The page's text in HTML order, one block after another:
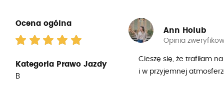
Ocena ogólna
Kategoria Prawo Jazdy
B
Ann Holub
Opinia
Cieszę się, że trafiłam
i w przyjemnej